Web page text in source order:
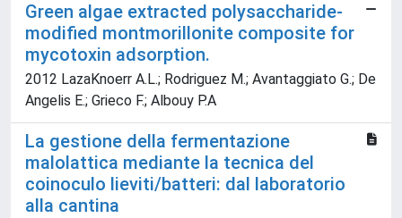
Green algae extracted polysaccharide-
modified montmorillonite composite for
mycotoxin adsorption.
2012 LazaKnoerr A.L.; Rodriguez M.; Avantaggiato G.; De
Angelis E.; Grieco F.; Albouy P.A
La gestione della fermentazione
malolattica mediante la tecnica del
coinoculo lieviti/batteri: dal laboratorio
alla cantina